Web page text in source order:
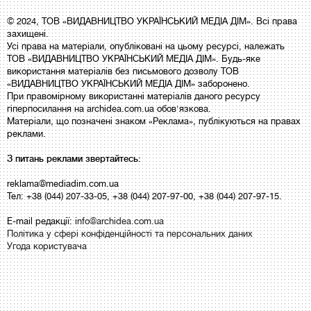
© 2024, ТОВ «ВИДАВНИЦТВО УКРАЇНСЬКИЙ МЕДІА ДІМ». Всі права
захищені.
Усі права на матеріали, опубліковані на цьому ресурсі, належать
ТОВ «ВИДАВНИЦТВО УКРАЇНСЬКИЙ МЕДІА ДІМ». Будь-яке
використання матеріалів без письмового дозволу ТОВ
«ВИДАВНИЦТВО УКРАЇНСЬКИЙ МЕДІА ДІМ» заборонено.
При правомірному використанні матеріалів даного ресурсу
гіперпосилання на archidea.com.ua обов'язкова.
Матеріали, що позначені знаком «Реклама», публікуються на правах
реклами.
З питань реклами звертайтесь:
reklama@mediadim.com.ua
Тел: +38 (044) 207-33-05, +38 (044) 207-97-00, +38 (044) 207-97-15.
E-mail редакції:info@archidea.com.ua
Політика у сфері конфіденційності та персональних даних
Угода користувача